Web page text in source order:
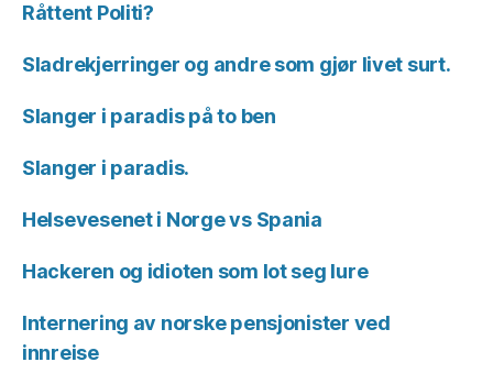
Råttent Politi?
Sladrekjerringer og andre som gjør livet surt.
Slanger i paradis på to ben
Slanger i paradis.
Helsevesenet i Norge vs Spania
Hackeren og idioten som lot seg lure
Internering av norske pensjonister ved
innreise